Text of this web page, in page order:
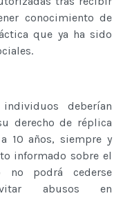
conocimiento de
que ya ha sido
deberían
derecho de réplica
10 años, siempre y
informado sobre el
no podrá cederse
abusos en